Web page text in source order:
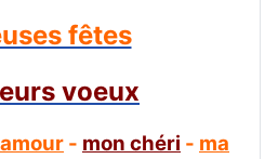
fêtes
voeux
- mon chéri - ma